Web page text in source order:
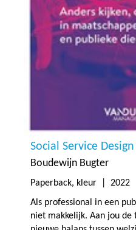
Social Service Design
Boudewijn Bugter
Paperback, kleur | 2022
Als professional in een
niet makkelijk. Aan jou de